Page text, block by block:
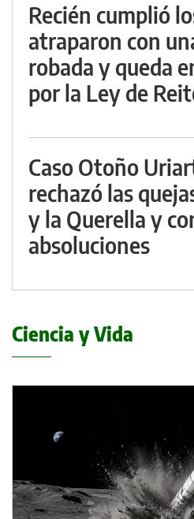
Recién cumplió
atraparon con
robada y queda
por la Ley de
Caso Otoño
rechazó las
y la Querella y
absoluciones
Ciencia y Vida